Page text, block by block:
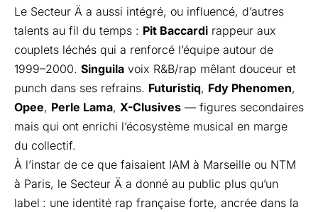
Le Secteur Ä a aussi intégré, ou influencé, d’autres
talents au fil du temps : Pit Baccardi rappeur aux
couplets léchés qui a renforcé l’équipe autour de
1999–2000. Singuila voix R&B/rap mêlant douceur et
punch dans ses refrains. Futuristiq, Fdy Phenomen,
Opee, Perle Lama, X-Clusives — figures secondaires
mais qui ont enrichi l’écosystème musical en marge
du collectif.
À l’instar de ce que faisaient IAM à Marseille ou NTM
à Paris, le Secteur Ä a donné au public plus qu’un
label : une identité rap française forte, ancrée dans la